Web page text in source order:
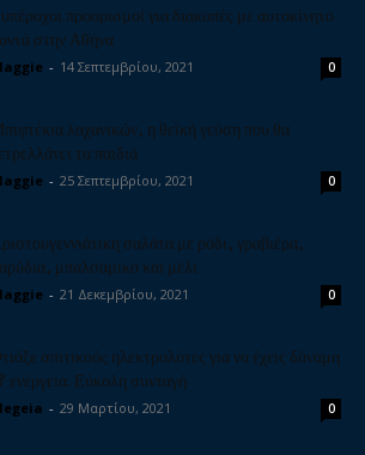
προορισμοί για διακοπές με αυτοκίνητο
στην Αθήνα
- 14 Σεπτεμβρίου, 2021 0
λαχανικών, η θεϊκή γεύση που θα
τα παιδιά
- 25 Σεπτεμβρίου, 2021 0
σαλάτα με ρόδι, γραβιέρα,
μπαλσάμικο και μέλι
- 21 Δεκεμβρίου, 2021 0
σπιτικούς ηλεκτρολύτες για να έχεις δύναμη
ενέργεια. Εύκολη συνταγή
- 29 Μαρτίου, 2021 0